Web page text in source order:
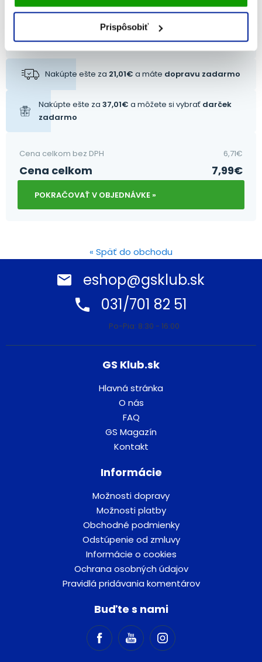
môžete upraviť v časti stránkyInformácie o cookies.
Prispôsobiť
Chcem použiť zľavový kód
POUŽIŤ KÓD
Nakúpte ešte za 21,01€ a máte dopravu zadarmo
Nakúpte ešte za37,01€ a môžete si vybrať darček
zadarmo
Cena celkom bez DPH 6,71€
Cena celkom 7,99€
POKRAČOVAŤ V OBJEDNÁVKE »
« Späť do obchodu
eshop@gsklub.sk
031/701 82 51
Po-Pia: 8:30 - 16:00
GS Klub.sk
Hlavná stránka
O nás
FAQ
GS Magazín
Kontakt
Informácie
Možnosti dopravy
Možnosti platby
Obchodné podmienky
Odstúpenie od zmluvy
Informácie o cookies
Ochrana osobných údajov
Pravidlá pridávania komentárov
Buďte s nami